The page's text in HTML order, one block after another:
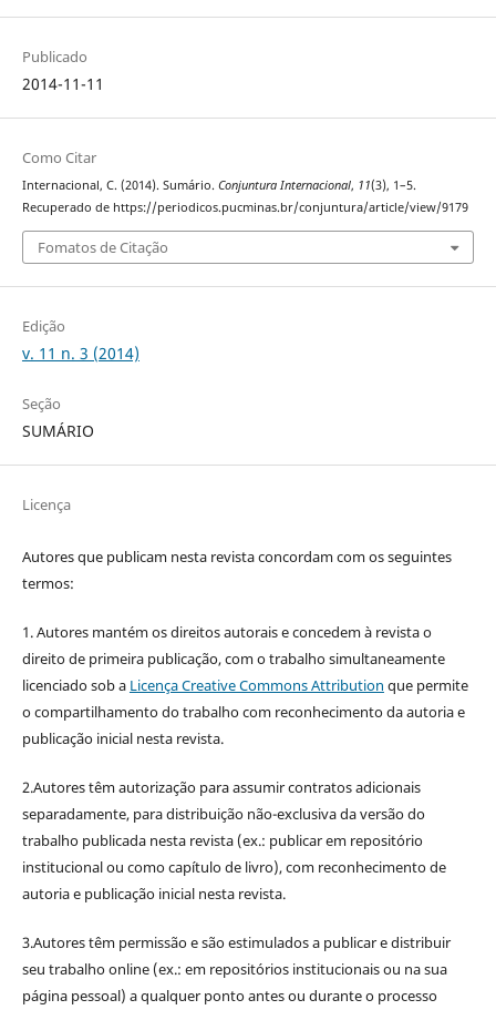
Publicado
2014-11-11
Como Citar
Internacional, C. (2014). Sumário. Conjuntura Internacional, 11(3), 1–5.
Recuperado de https://periodicos.pucminas.br/conjuntura/article/view/9179
Fomatos de Citação
Edição
v. 11 n. 3 (2014)
Seção
SUMÁRIO
Licença
Autores que publicam nesta revista concordam com os seguintes
termos:
1. Autores mantém os direitos autorais e concedem à revista o
direito de primeira publicação, com o trabalho simultaneamente
licenciado sob a Licença Creative Commons Attribution que permite
o compartilhamento do trabalho com reconhecimento da autoria e
publicação inicial nesta revista.
2.Autores têm autorização para assumir contratos adicionais
separadamente, para distribuição não-exclusiva da versão do
trabalho publicada nesta revista (ex.: publicar em repositório
institucional ou como capítulo de livro), com reconhecimento de
autoria e publicação inicial nesta revista.
3.Autores têm permissão e são estimulados a publicar e distribuir
seu trabalho online (ex.: em repositórios institucionais ou na sua
página pessoal) a qualquer ponto antes ou durante o processo